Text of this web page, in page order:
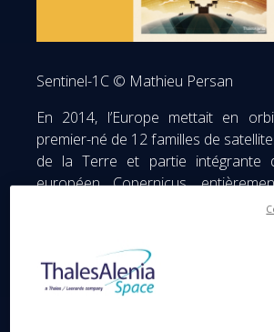
Sentinel-1C © Mathieu Persan
En 2014, l’Europe mettait en
premier-né de 12 familles de
de la Terre et partie intégrante
européen Copernicus,
surveillance de l’environnement. A
surveillance de l’environnement a
lancé avec succès depuis le port
en Guyane française, à bord du